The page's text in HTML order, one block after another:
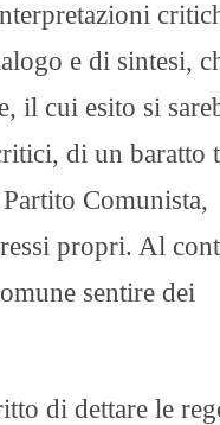
e di sintesi,
il cui esito si
di un baratto
Comunista,
propri. Al
sentire dei
di dettare le